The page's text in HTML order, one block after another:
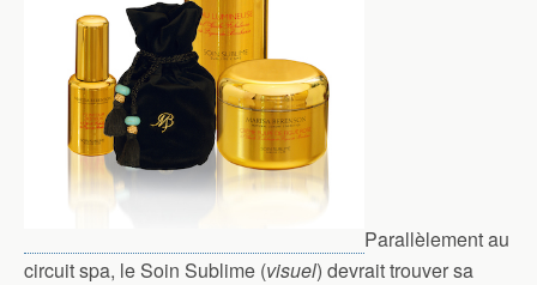
Parallèlement au
circuit spa, le Soin Sublime (visuel) devrait trouver sa